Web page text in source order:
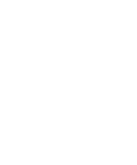
lo contrario.
y se las
su disposición el
cortesía. Puede
de cortesía
y los servicios?